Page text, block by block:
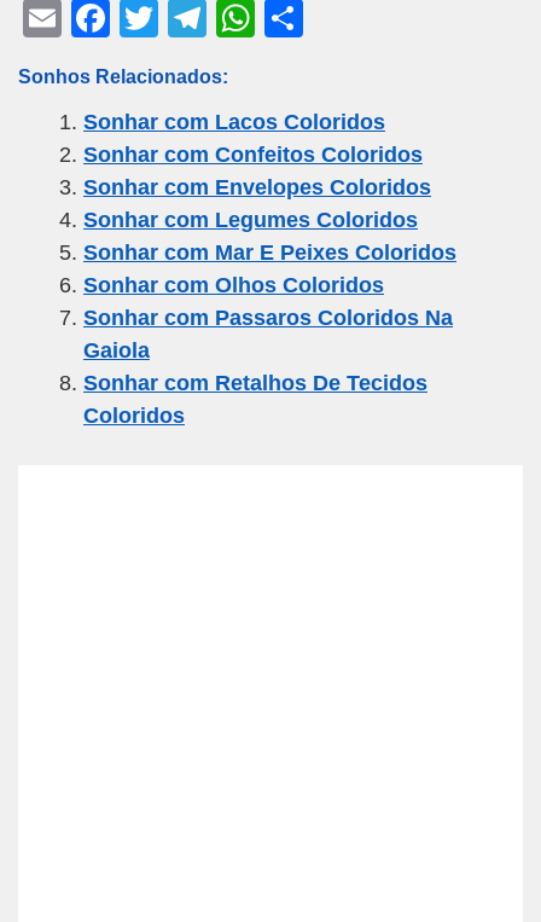
E
ail
F
c
e
b
o
o
k
T
tt
er
T
e
gr
a
m
W
s
A
p
p
e
Sonhos Relacionados:
Sonhar com Lacos Coloridos
Sonhar com Confeitos Coloridos
Sonhar com Envelopes Coloridos
Sonhar com Legumes Coloridos
Sonhar com Mar E Peixes Coloridos
Sonhar com Olhos Coloridos
Sonhar com Passaros Coloridos Na
Gaiola
Sonhar com Retalhos De Tecidos
Coloridos